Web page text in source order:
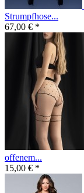
Strumpfhose...
67,00 € *
offenem...
15,00 € *